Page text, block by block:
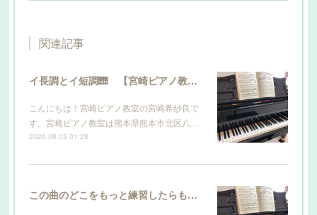
関連記事
イ長調とイ短調🎹 【宮崎ピアノ教室】
こんにちは！宮崎ピアノ教室の宮崎希紗良で
す。宮崎ピアノ教室は熊本県熊本市北区八…
2026.08.03 01:28
この曲のどこをもっと練習したらもっと上手になりますか？ 【宮崎ピアノ教室】